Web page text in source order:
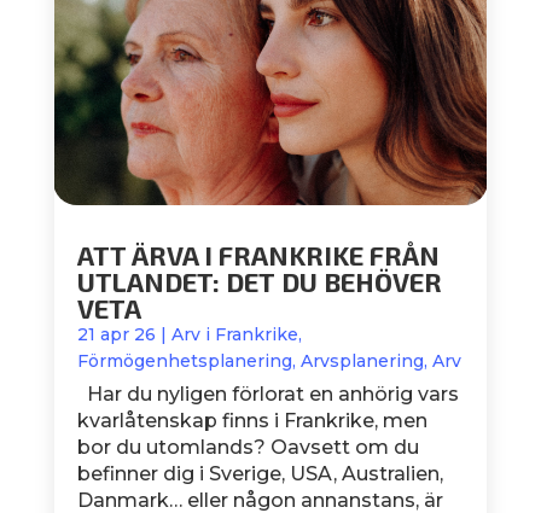
ATT ÄRVA I FRANKRIKE FRÅN
UTLANDET: DET DU BEHÖVER
VETA
21 apr 26 | Arv i Frankrike,
Förmögenhetsplanering, Arvsplanering, Arv
Har du nyligen förlorat en anhörig vars
kvarlåtenskap finns i Frankrike, men
bor du utomlands? Oavsett om du
befinner dig i Sverige, USA, Australien,
Danmark… eller någon annanstans, är